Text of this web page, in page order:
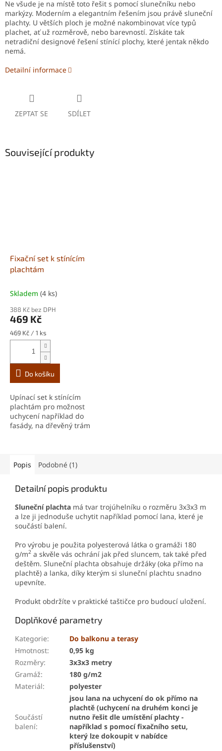
Ne všude je na místě toto řešit s pomocí slunečníku nebo
markýzy. Moderním a elegantním řešením jsou právě sluneční
plachty. U větších ploch je možné nakombinovat více typů
plachet, ať už rozměrově, nebo barevností. Získáte tak
netradiční designové řešení stínící plochy, které jentak někdo
nemá.
Detailní informace
ZEPTAT SE SDÍLET
Související produkty
Fixační set k stínícím
plachtám
Skladem (4 ks)
388 Kč bez DPH
469 Kč
Měrná
cena:
469 Kč / 1 ks
Do košíku
Upínací set k stínícím
plachtám pro možnost
uchycení například do
fasády, na dřevěný trám
Popis
Podobné (1)
Detailní popis produktu
Sluneční plachta má tvar trojúhelníku o rozměru 3x3x3 m
a lze ji jednoduše uchytit například pomocí lana, které je
součástí balení.
Pro výrobu je použita polyesterová látka o gramáži 180
g/m2 a skvěle vás ochrání jak před sluncem, tak také před
deštěm. Sluneční plachta obsahuje držáky (oka přímo na
plachtě) a lanka, díky kterým si sluneční plachtu snadno
upevníte.
Produkt obdržíte v praktické taštičce pro budoucí uložení.
Doplňkové parametry
Kategorie:
Do balkonu a terasy
Hmotnost:
0,95 kg
Rozměry:
3x3x3 metry
Gramáž:
180 g/m2
Materiál: polyester
Součástí
balení:
jsou lana na uchycení do ok přímo na
plachtě (uchycení na druhém konci je
nutno řešit dle umístění plachty -
například s pomocí fixačního setu,
který lze dokoupit v nabídce
příslušenství)